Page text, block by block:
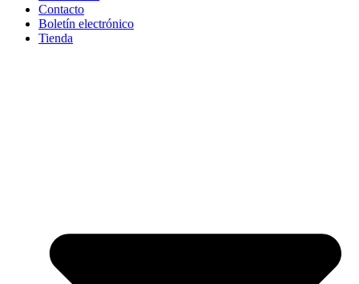
Contacto
Boletín electrónico
Tienda